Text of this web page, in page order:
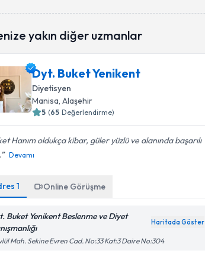
yakın diğer uzmanlar
Dyt. Buket Yenikent
Diyetisyen
Manisa , Alaşehir
5 (65 Değerlendirme)
Hanım oldukça kibar, güler yüzlü ve alanında başarılı
Devamı
1 Online Görüşme
Buket Yenikent Beslenme ve Diyet
Haritada Göster
Mah. Sekine Evren Cad. No:33 Kat:3 Daire No:304